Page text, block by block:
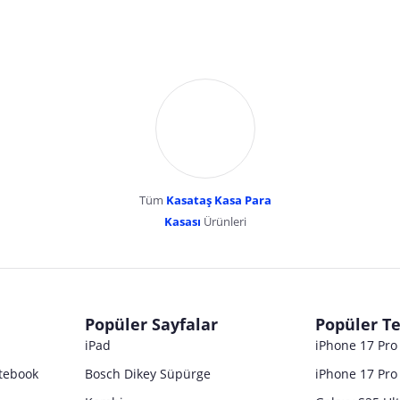
Tüm Kasataş Kasa Para
Kasası Ürünleri
Popüler Sayfalar
iPad
Bosch Dikey Süpürge
Popüler
iPhone 17
iPhone 17 Pro